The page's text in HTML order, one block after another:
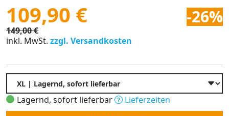
109,90 € -26%
149,00 €
inkl. MwSt. zzgl. Versandkosten
Lagernd, sofort lieferbar
Lieferzeiten
Anzahl